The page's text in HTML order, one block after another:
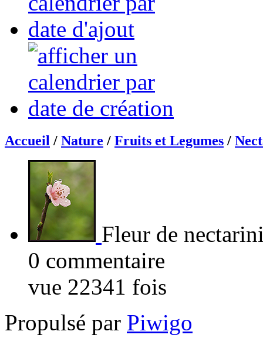
Accueil / Nature / Fruits et Legumes /
Fleur de
0 commentaire
vue 22341 fois
Propulsé par Piwigo